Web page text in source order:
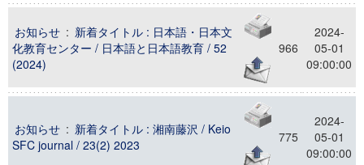
お知らせ : 新着タイトル : 日本語・日本文
化教育センター / 日本語と日本語教育 / 52
(2024)
966
2024-
05-01
09:00:00
お知らせ : 新着タイトル : 湘南藤沢 / Keio
SFC journal / 23(2) 2023
775
2024-
05-01
09:00:00